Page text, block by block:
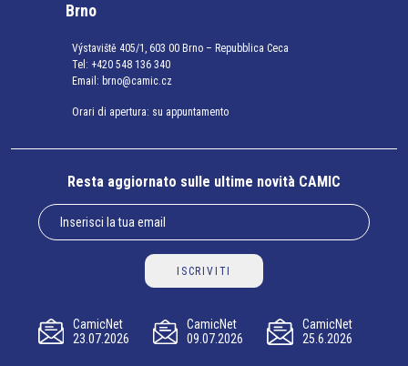
Brno
Výstaviště 405/1, 603 00 Brno – Repubblica Ceca
Tel: +420 548 136 340
Email: brno@camic.cz
Orari di apertura: su appuntamento
Resta aggiornato sulle ultime novità CAMIC
ISCRIVITI
CamicNet
23.07.2026
CamicNet
09.07.2026
CamicNet
25.6.2026